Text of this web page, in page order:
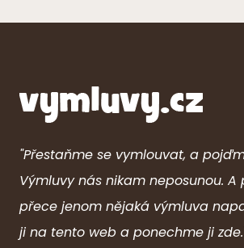
"Přestaňme se vymlouvat, a
Výmluvy nás nikam neposunou. A
přece jenom nějaká výmluva
ji na tento web a ponechme ji